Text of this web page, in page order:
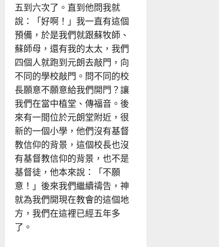
五到六次了。直到他問我就
說：「好啊！」我一直有這個
預備，於是我們就跟蘇牧師、
蘇師母，還有我的太太，我們
四個人就跑到元朗去敲門，向
不同的學校敲門。問不同的校
長願意不願意給我們開門？讓
我們在當中植堂、傳福音。後
來有一間位於元朗堂附近，很
新的一個小學，他們沒有基督
教信仰的背景，這個校長也沒
有基督教信仰的背景，也不是
基督徒，他本來說：「不願
意！」後來我們繼續禱告，神
就為我們開現在教會的這個地
方，我們在這裡已經五年多
了。